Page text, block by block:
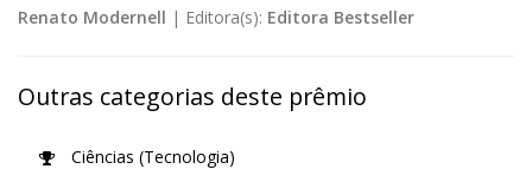
Renato Modernell | Editora(s): Editora Bestseller
Outras categorias deste prêmio
Ciências (Tecnologia)